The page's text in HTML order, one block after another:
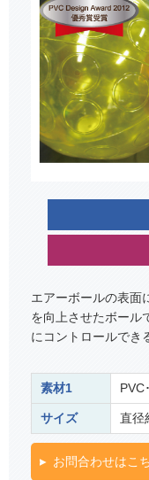
エアーボールの表面
を向上させたボール
にコントロールでき
素材1 PVC
サイズ 直径
お問合わせはこ